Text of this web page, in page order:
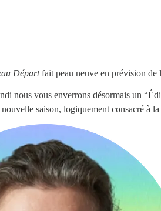
Départfait peau neuve en prévision de
nous vous enverrons désormais un
saison, logiquement consacré à